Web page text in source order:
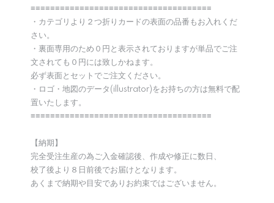
≡≡≡≡≡≡≡≡≡≡≡≡≡≡≡≡≡≡≡≡≡≡≡≡≡≡≡≡≡≡≡≡≡≡≡≡≡
・カテゴリより２つ折りカードの表面の品番もお入れくだ
さい。
・裏面専用のため０円と表示されておりますが単品でご注
文されても０円には致しかねます。
必ず表面とセットでご注文ください。
・ロゴ・地図のデータ(illustrator)をお持ちの方は無料で配
置いたします。
≡≡≡≡≡≡≡≡≡≡≡≡≡≡≡≡≡≡≡≡≡≡≡≡≡≡≡≡≡≡≡≡≡≡≡≡≡
【納期】
完全受注生産の為ご入金確認後、作成や修正に数日、
校了後より８日前後でお届けとなります。
あくまで納期や目安でありお約束ではございません。